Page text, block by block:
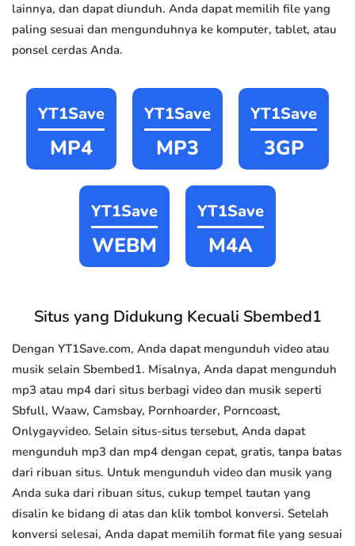
lainnya, dan dapat diunduh. Anda dapat memilih file yang
paling sesuai dan mengunduhnya ke komputer, tablet, atau
ponsel cerdas Anda.
YT1Save
MP4
YT1Save
MP3
YT1Save
3GP
YT1Save
WEBM
YT1Save
M4A
Situs yang Didukung Kecuali Sbembed1
Dengan YT1Save.com, Anda dapat mengunduh video atau
musik selain Sbembed1. Misalnya, Anda dapat mengunduh
mp3 atau mp4 dari situs berbagi video dan musik seperti
Sbfull, Waaw, Camsbay, Pornhoarder, Porncoast,
Onlygayvideo. Selain situs-situs tersebut, Anda dapat
mengunduh mp3 dan mp4 dengan cepat, gratis, tanpa batas
dari ribuan situs. Untuk mengunduh video dan musik yang
Anda suka dari ribuan situs, cukup tempel tautan yang
disalin ke bidang di atas dan klik tombol konversi. Setelah
konversi selesai, Anda dapat memilih format file yang sesuai